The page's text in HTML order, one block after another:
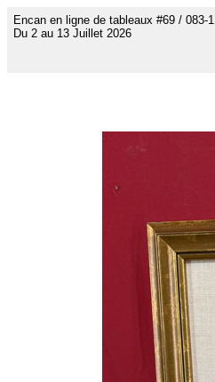
Encan en ligne de tableaux #69 / 083-1
Du 2 au 13 Juillet 2026